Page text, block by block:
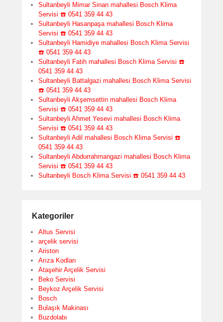
Sultanbeyli Mimar Sinan mahallesi Bosch Klima
Servisi ☎️ 0541 359 44 43
Sultanbeyli Hasanpaşa mahallesi Bosch Klima
Servisi ☎️ 0541 359 44 43
Sultanbeyli Hamidiye mahallesi Bosch Klima Servisi
☎️ 0541 359 44 43
Sultanbeyli Fatih mahallesi Bosch Klima Servisi ☎️
0541 359 44 43
Sultanbeyli Battalgazi mahallesi Bosch Klima Servisi
☎️ 0541 359 44 43
Sultanbeyli Akşemsettin mahallesi Bosch Klima
Servisi ☎️ 0541 359 44 43
Sultanbeyli Ahmet Yesevi mahallesi Bosch Klima
Servisi ☎️ 0541 359 44 43
Sultanbeyli Adil mahallesi Bosch Klima Servisi ☎️
0541 359 44 43
Sultanbeyli Abdurrahmangazi mahallesi Bosch Klima
Servisi ☎️ 0541 359 44 43
Sultanbeyli Bosch Klima Servisi ☎️ 0541 359 44 43
Kategoriler
Altus Servisi
arçelik servisi
Ariston
Arıza Kodları
Ataşehir Arçelik Servisi
Beko Servisi
Beykoz Arçelik Servisi
Bosch
Bulaşık Makinası
Buzdolabı